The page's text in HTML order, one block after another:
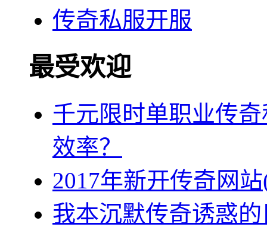
传奇私服开服
最受欢迎
千元限时单职业传
效率？
2017年新开传奇网
我本沉默传奇诱惑